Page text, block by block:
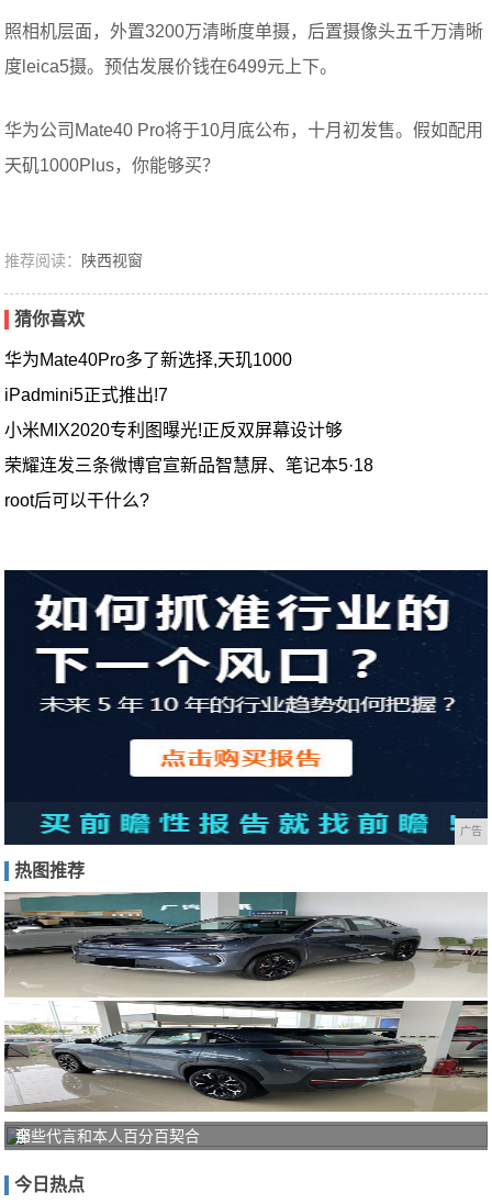
照相机层面，外置3200万清晰度单摄，后置摄像头五千万清晰
度leica5摄。预估发展价钱在6499元上下。
华为公司Mate40 Pro将于10月底公布，十月初发售。假如配用
天矶1000Plus，你能够买？
推荐阅读： 陕西视窗
猜你喜欢
华为Mate40Pro多了新选择,天玑1000
iPadmini5正式推出!7
小米MIX2020专利图曝光!正反双屏幕设计够
荣耀连发三条微博官宣新品智慧屏、笔记本5·18
root后可以干什么?
广告
热图推荐
全
一
那些代言和本人百分百契合
今日热点